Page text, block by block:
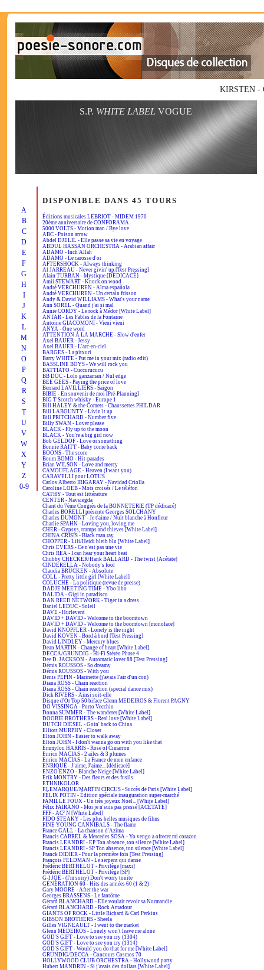
KIRSTEN -
S.P. WHITE LABEL VOGUE
A
B
C
D
E
F
G
H
I
J
K
L
M
N
O
P
Q
R
S
T
U
V
W
X
Y
Z
0-9
DISPONIBLE DANS 45 TOURS
Éditions musicales LEBRIOT - MIDEM 1970
20ème anniversaire de CONFORAMA
5000 VOLTS - Motion man / Bye love
ABC - Poison arrow
Abdel DJELIL - Elle passe sa vie en voyage
ABDUL HASSAN ORCHESTRA - Arabian affair
ADAMO - Inch'Allah
ADAMO - Le carosse d'or
AFTERSHOCK - Always thinking
Al JARREAU - Never givin' up [Test Pressing]
Alain TURBAN - Mystique [DÉDICACÉ]
Amii STEWART - Knock on wood
André VERCHUREN - Alma española
André VERCHUREN - Un certain frisson
Andy & David WILLIAMS - What's your name
Ann SOREL - Quand j'ai si mal
Annie CORDY - Le rock à Médor [White Label]
ANTAR - Les Fables de la Fontaine
Antoine GIACOMONI - Vieni vieni
ANYA - One word
ATTENTION À LA MARCHE - Slow d'enfer
Axel BAUER - Jessy
Axel BAUER - L'arc-en-ciel
BARGES - La pitxuri
Barry WHITE - Put me in your mix (radio edit)
BASSLINE BOYS - We will rock you
BATTIATO - Cuccurucucu
BB DOC - Lolo ganzaman / Nul edge
BEE GEES - Paying the price of love
Bernard LAVILLIERS - Saïgon
BIBIE - En souvenir de moi [Pré-Planning]
BIG T Scotch whisky - Europe 1
Bill HALEY & the Comets - Chaussettes PHILDAR
Bill LABOUNTY - Livin'it up
Bill PRITCHARD - Number five
Billy SWAN - Lover please
BLACK - Fly up to the moon
BLACK - You're a big girl now
Bob GELDOF - Love or something
Bonnie RAITT - Baby come back
BOONS - The score
Boum BOMO - Hit-parades
Brian WILSON - Love and mercy
CAMOUFLAGE - Heaven (I want you)
CARAVELLI pour LOTUS
Carlos Alberto IRIGARAY - Navidad Criolla
Caroline LOEB - Mots croisés / Le téléfon
CATHY - Tout est littérature
CENTER - Navsiegda
Chant du 7ème Congrès de la BONNETERIE (TP dédicacé)
Charles BORELLI présente Georges SOLCHANY
Charles DUMONT - Je t'aime / Nuit blanche à Honfleur
Charlie SPAHN - Loving you, loving me
CHER - Gypsys, tramps and thieves [White Label]
CHINA CRISIS - Black man ray
CHOPPER - Lili/Heidi bleib blu [White Label]
Chris EVERS - Ce n'est pas une vie
Chris REA - I can hear your heart beat
Chubby CHECKER/Hank BALLARD - The twist [Acétate]
CINDERELLA - Nobody's fool
Claudia BRÜCKEN - Absolute
COLL - Pretty little girl [White Label]
COLUCHE - La politique (revue de presse)
DADJE MEETING TIME - Ybo libo
DALIDA - Gigi in paradisco
DAN REED NETWORK - Tiger in a dress
Daniel LEDUC - Soleil
DAVE - Hurlevent
DAVID + DAVID - Welcome to the boomtown
DAVID + DAVID - Welcome to the boomtown [monoface]
David KNOPFLER - Lonely is the night
David KOVEN - Bord à bord [Test Pressing]
David LINDLEY - Mercury blues
Dean MARTIN - Change of heart [White Label]
DECCA/GRUNDIG - Hi-Fi Stéréo Phase 4
Dee D. JACKSON - Automatic lover 88 [Test Pressing]
Démis ROUSSOS - So dreamy
Démis ROUSSOS - With you
Denis PEPIN - Marinette (j'avais l'air d'un con)
Diana ROSS - Chain reaction
Diana ROSS - Chain reaction (special dance mix)
Dick RIVERS - Ainsi soit-elle
Disque d'Or Top 50 biface Glenn MEDEIROS & Florent PAGNY
DO VISSINGA - Porto Vecchio
Donna SUMMER - The wanderer [White Label]
DOOBIE BROTHERS - Real love [White Label]
DUTCH DIESEL - Goin' back to China
Elliott MURPHY - Closer
Elton JOHN - Easier to walk away
Elton JOHN - I don't wanna go on with you like that
Emmylou HARRIS - Rose of Cimarron
Enrico MACIAS - 2 ailes & 3 plumes
Enrico MACIAS - La France de mon enfance
ENRIQUÉ - J'aime, J'aime... [dédicacé]
ENZO ENZO - Blanche Neige [White Label]
Erik MONTRY - Des fleurs et des fusils
ETHNIKOLOR
F.LEMARQUE/MARTIN CIRCUS - Succès de Paris [White Label]
FÉLIX POTIN - Édition spéciale inauguration super-marché
FAMILLE FOUX - Un très joyeux Noël... [White Label]
Félix FAIRANO - Moi je n'suis pas pressé [ACÉTATE]
FFF - AC² N [White Label]
FIDO STEAKY - Les plus belles musiques de films
FINE YOUNG CANNIBALS - The flame
France GALL - La chanson d'Azima
Francis CABREL & Mercedes SOSA - Yo vengo a ofrecer mi corazon
Francis LEANDRI - EP Ton absence, ton silence [White Label]
Francis LEANDRI - SP Ton absence, ton silence [White Label]
Franck DIDIER - Pour la première fois [Test Pressing]
François FELDMAN - Le serpent qui danse
Frédéric BERTHELOT - Privilège [maxi]
Frédéric BERTHELOT - Privilège [SP]
G-I JOE - (I'm sorry) Don't worry tonite
GÉNÉRATION 60 - Hits des années 60 (1 & 2)
Gary MOORE - After the war
Georges BRASSENS - Le fantôme
Gérard BLANCHARD - Elle voulait revoir sa Normandie
Gérard BLANCHARD - Rock Amadour
GIANTS OF ROCK - Little Richard & Carl Perkins
GIBSON BROTHERS - Sheela
Gilles VIGNEAULT - I went to the market
Glenn MEDEIROS - Lonely won't leave me alone
GOD'S GIFT - Love to see you cry (1304)
GOD'S GIFT - Love to see you cry (1314)
GOD'S GIFT - Would you do that for me [White Label]
GRUNDIG/DECCA - Concours Cosmos 70
HOLLYWOOD CLUB ORCHESTRA - Hollywood party
Hubert MANDRIN - Si j'avais des dollars [White Label]